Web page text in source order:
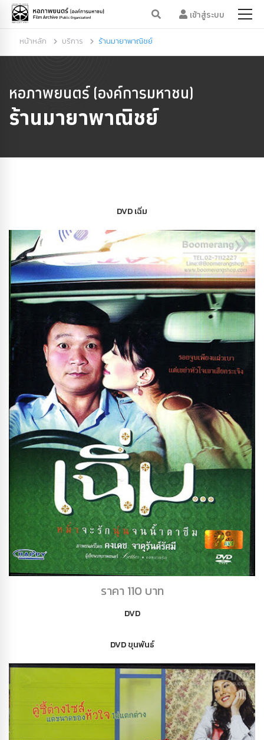
เข้าสู่ระบบ
หน้าหลัก บริการ ร้านมายาพาณิชย์
หอภาพยนตร์ (องค์การมหาชน)
ร้านมายาพาณิชย์
DVD เฉิ่ม
DVD เฉิ่ม
ราคา 110 บาท
DVD
DVD ขุนพันธ์